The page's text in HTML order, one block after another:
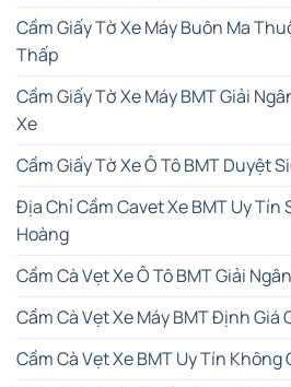
Cầm Giấy Tờ Xe Máy Buôn Ma
Thấp
Cầm Giấy Tờ Xe Máy BMT Giải
Xe
Cầm Giấy Tờ Xe Ô Tô BMT Duyệt
Địa Chỉ Cầm Cavet Xe BMT Uy Tín
Hoàng
Cầm Cà Vẹt Xe Ô Tô BMT Giải
Cầm Cà Vẹt Xe Máy BMT Định Giá
Cầm Cà Vẹt Xe BMT Uy Tín Không